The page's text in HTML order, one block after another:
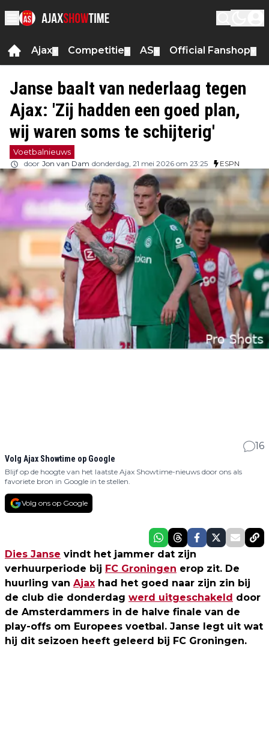
Ajax Competitie AS Official Fanshop
Janse baalt van nederlaag tegen
Ajax: 'Zij hadden een goed plan,
wij waren soms te schijterig'
Voetbalnieuws
door Jon van Dam donderdag, 21 mei 2026 om 23:25 ESPN
16
Volg Ajax Showtime op Google
Blijf op de hoogte van het laatste Ajax Showtime-nieuws door ons als
favoriete bron in Google in te stellen.
Volg ons op Google
Dies Janse vindt het jammer dat zijn
verhuurperiode bij FC Groningen erop zit. De
huurling van Ajax had het goed naar zijn zin bij
de club die donderdag werd uitgeschakeld door
de Amsterdammers in de halve finale van de
play-offs om Europees voetbal. Janse legt uit wat
hij dit seizoen heeft geleerd bij FC Groningen.